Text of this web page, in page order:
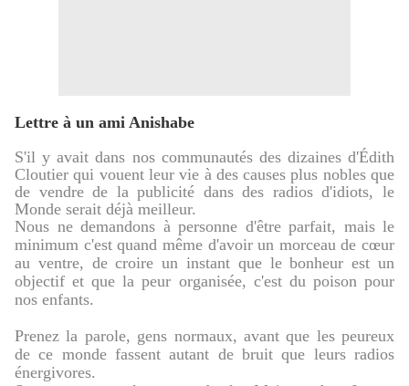
Lettre à un ami Anishabe
S'il y avait dans nos communautés des dizaines d'Édith
Cloutier qui vouent leur vie à des causes plus nobles que
de vendre de la publicité dans des radios d'idiots, le
Monde serait déjà meilleur.
Nous ne demandons à personne d'être parfait, mais le
minimum c'est quand même d'avoir un morceau de cœur
au ventre, de croire un instant que le bonheur est un
objectif et que la peur organisée, c'est du poison pour
nos enfants.
Prenez la parole, gens normaux, avant que les peureux
de ce monde fassent autant de bruit que leurs radios
énergivores.